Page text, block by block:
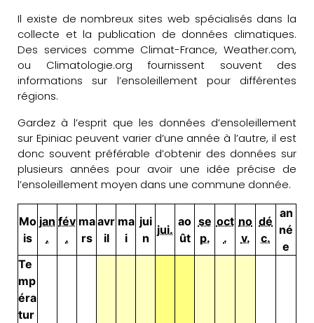
Il existe de nombreux sites web spécialisés dans la
collecte et la publication de données climatiques.
Des services comme Climat-France, Weather.com,
ou Climatologie.org fournissent souvent des
informations sur l’ensoleillement pour différentes
régions.
Gardez à l’esprit que les données d’ensoleillement
sur Epiniac peuvent varier d’une année à l’autre, il est
donc souvent préférable d’obtenir des données sur
plusieurs années pour avoir une idée précise de
l’ensoleillement moyen dans une commune donnée.
Mo
is
jan
.
fév
.
ma
rs
avr
il
ma
i
jui
n
jui.
ao
ût
se
p.
oct
.
no
v.
dé
c.
an
né
e
Te
mp
éra
tur